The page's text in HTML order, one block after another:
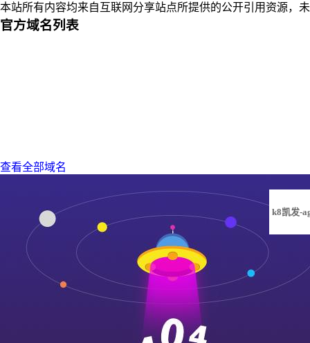
本站所有内容均来自互联网分享站点所提供的公开引用资源，
官方域名列表
查看全部域名
k8凯发-